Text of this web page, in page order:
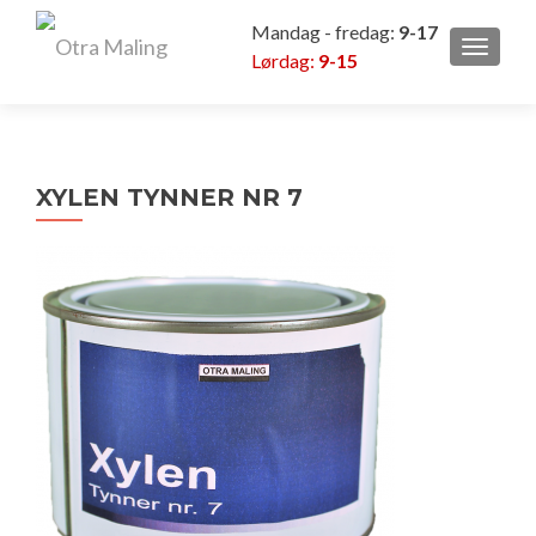
Mandag - fredag: 9-17
Lørdag: 9-15
XYLEN TYNNER NR 7